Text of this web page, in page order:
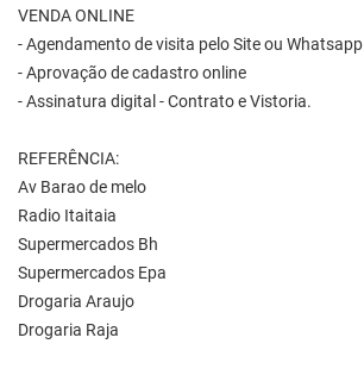
VENDA ONLINE
- Agendamento de visita pelo Site ou Whatsapp
- Aprovação de cadastro online
- Assinatura digital - Contrato e Vistoria.
REFERÊNCIA:
Av Barao de melo
Radio Itaitaia
Supermercados Bh
Supermercados Epa
Drogaria Araujo
Drogaria Raja